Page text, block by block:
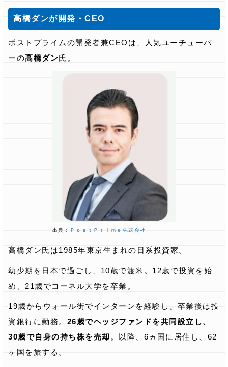
高橋ダンが開発・CEO
ポストプライムの開発者兼CEOは、人気ユーチューバ
ーの高橋ダン氏。
出典： ＰｏｓｔＰｒｉｍｅ株式会社
高橋ダン氏は1985年東京生まれの日系投資家。
幼少期を日本で過ごし、10歳で渡米。12歳で投資を始
め、21歳でコーネル大学を卒業。
19歳からウォール街でインターンを経験し、卒業後は投
資銀行に勤務。 26歳でヘッジファンドを共同設立し、
30歳で自身の持ち株を売却 。以降、6ヵ国に居住し、62
ヶ国を旅する。